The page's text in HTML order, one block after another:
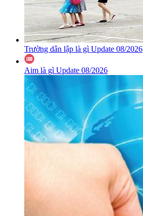
Trường dân lập là gì Update 08/2026
Aim là gì Update 08/2026